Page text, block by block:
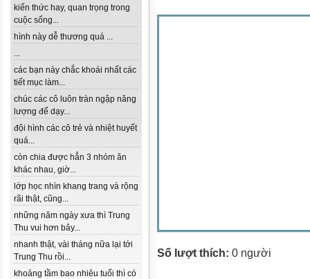
kiến thức hay, quan trọng trong
cuộc sống...
hình này dễ thương quá ...
...
các bạn này chắc khoái nhất các
tiết mục làm...
chúc các cô luôn tràn ngập năng
lượng để dạy...
đội hình các cô trẻ và nhiệt huyết
quá...
còn chia được hẳn 3 nhóm ăn
khác nhau, giờ...
lớp học nhìn khang trang và rộng
rãi thật, cũng...
những năm ngày xưa thì Trung
Thu vui hơn bây...
nhanh thật, vài tháng nữa lại tới
Trung Thu rồi...
khoảng tầm bao nhiêu tuổi thì có
Số lượt thích: 0 người